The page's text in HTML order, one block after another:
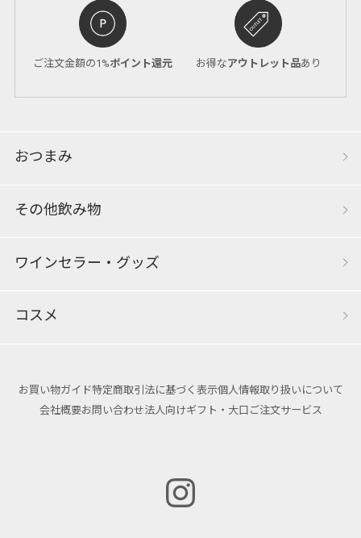
ご注文金額の1%ポイント還元 お得なアウトレット品あり
おつまみ
その他飲み物
ワインセラー・グッズ
コスメ
お買い物ガイド特定商取引法に基づく表示個人情報取り扱いについて
会社概要お問い合わせ法人向けギフト・大口ご注文サービス